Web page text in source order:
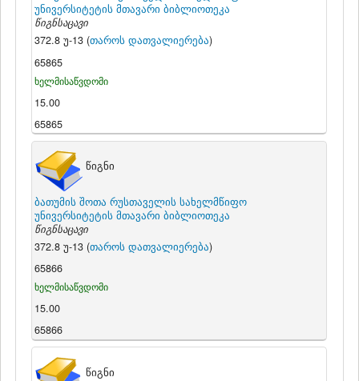
უნივერსიტეტის მთავარი ბიბლიოთეკა
წიგნსაცავი
372.8 უ-13 (თაროს დათვალიერება)
65865
ხელმისაწვდომი
15.00
65865
წიგნი
ბათუმის შოთა რუსთაველის სახელმწიფო
უნივერსიტეტის მთავარი ბიბლიოთეკა
წიგნსაცავი
372.8 უ-13 (თაროს დათვალიერება)
65866
ხელმისაწვდომი
15.00
65866
წიგნი